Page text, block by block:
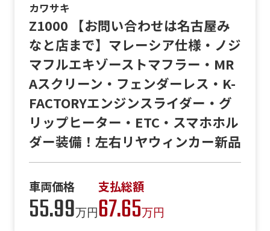
カワサキ
Z1000 【お問い合わせは名古屋み
なと店まで】マレーシア仕様・ノジ
マフルエキゾーストマフラー・MR
Aスクリーン・フェンダーレス・K-
FACTORYエンジンスライダー・グ
リップヒーター・ETC・スマホホル
ダー装備！左右リヤウィンカー新品
車両価格
55.99万円
支払総額
67.65万円